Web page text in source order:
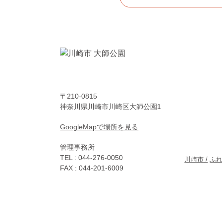
〒210-0815
神奈川県川崎市川崎区大師公園1
GoogleMapで場所を見る
管理事務所
TEL :044-276-0050
FAX : 044-201-6009
川崎市 ふ